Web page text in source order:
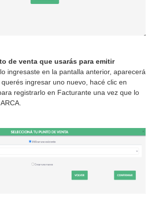
de venta que usarás para emitir
lo ingresaste en la pantalla anterior, aparecerá
ingresar uno nuevo, hacé clic en
registrarlo en Facturante una vez que lo